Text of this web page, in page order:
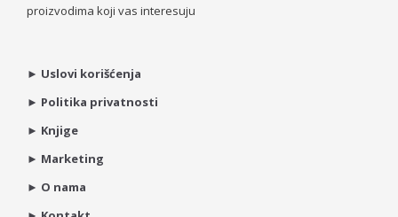
proizvodima koji vas interesuju
► Uslovi korišćenja
► Politika privatnosti
► Knjige
► Marketing
► O nama